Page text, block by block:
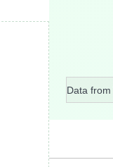
Data from